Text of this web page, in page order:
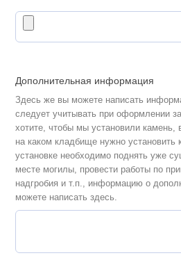
Дополнительная информация
Здесь же вы можете написать
следует учитывать при оформлении
хотите, чтобы мы установили камень,
на каком кладбище нужно установить
установке необходимо поднять уже
месте могилы, провести работы по
надгробия и т.п., информацию о
можете написать здесь.